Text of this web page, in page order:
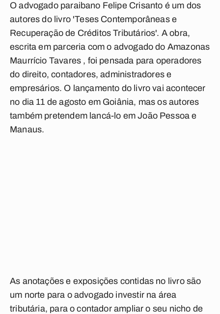
O advogado paraibano Felipe Crisanto é um dos
autores do livro 'Teses Contemporâneas e
Recuperação de Créditos Tributários'. A obra,
escrita em parceria com o advogado do Amazonas
Maurrício Tavares , foi pensada para operadores
do direito, contadores, administradores e
empresários. O lançamento do livro vai acontecer
no dia 11 de agosto em Goiânia, mas os autores
também pretendem lancá-lo em João Pessoa e
Manaus.
As anotações e exposições contidas no livro são
um norte para o advogado investir na área
tributária, para o contador ampliar o seu nicho de